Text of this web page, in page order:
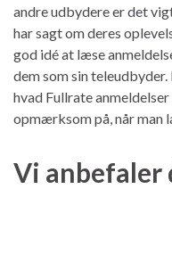
andre udbydere er det
har sagt om deres
god idé at læse
dem som sin
hvad Fullrate
opmærksom på, når man
Vi anbefaler